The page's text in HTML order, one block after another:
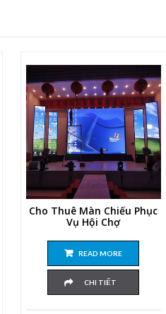
Cho Thuê Màn Chiếu Phục
Vụ Hội Chợ
READ MORE
CHI TIẾT